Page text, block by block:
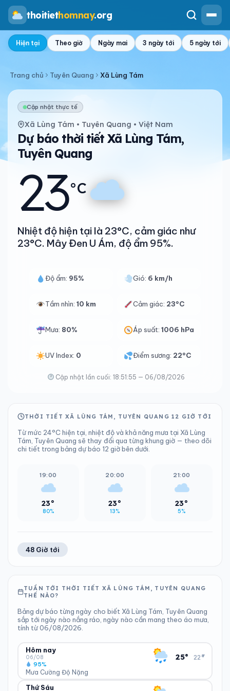
thoitiethomnay.org
Hiện tại Theo giờ Ngày mai 3 ngày tới 5 ngày tới
Trang chủ Tuyên Quang Xã Lùng Tám
Cập nhật thực tế
Xã Lùng Tám • Tuyên Quang • Việt Nam
Dự báo thời tiết Xã Lùng Tám,
Tuyên Quang
23°C
Nhiệt độ hiện tại là 23°C, cảm giác như
23°C. Mây Đen U Ám, độ ẩm 95%.
Độ ẩm: 95% Gió: 6 km/h
Tầm nhìn: 10 km Cảm giác: 23°C
Mưa: 80% Áp suất:1006 hPa
UV Index: 0 Điểm sương: 22°C
Cập nhật lần cuối: 18:51:55 — 06/08/2026
THỜI TIẾT XÃ LÙNG TÁM, TUYÊN QUANG 12 GIỜ TỚI
Từ mức 24°C hiện tại, nhiệt độ và khả năng mưa tại Xã Lùng
Tám, Tuyên Quang sẽ thay đổi qua từng khung giờ — theo dõi
chi tiết trong bảng dự báo 12 giờ bên dưới.
19:00
23°
80%
20:00
23°
13%
21:00
23°
5%
48 Giờ tới
TUẦN TỚI THỜI TIẾT XÃ LÙNG TÁM, TUYÊN QUANG
THẾ NÀO?
Bảng dự báo từng ngày cho biết Xã Lùng Tám, Tuyên Quang
sắp tới ngày nào nắng ráo, ngày nào cần mang theo áo mưa,
tính từ 06/08/2026.
Hôm nay
06/08
Mưa Cường Độ Nặng
95%
25° 22°
▾
ĐỘ ẨM
Thứ Sáu